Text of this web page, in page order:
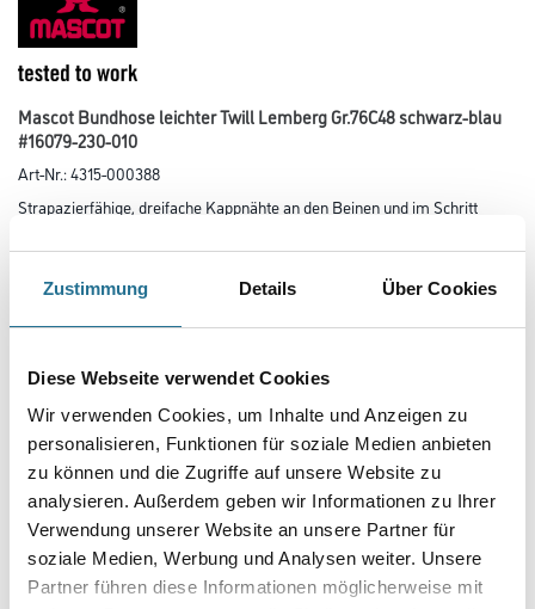
Zustimmung Details Über Cookies
Diese Webseite verwendet Cookies
Wir verwenden Cookies, um Inhalte und Anzeigen zu
personalisieren, Funktionen für soziale Medien anbieten
zu können und die Zugriffe auf unsere Website zu
analysieren. Außerdem geben wir Informationen zu Ihrer
Verwendung unserer Website an unsere Partner für
soziale Medien, Werbung und Analysen weiter. Unsere
Partner führen diese Informationen möglicherweise mit
Mascot Bundhose leichter Twill Lemberg Gr.76C48 schwarz-blau
#16079-230-010
Art-Nr.:4315-000388
Strapazierfähige, dreifache Kappnähte an den Beinen und im Schritt
mit formgeschnittenem Bund sorgt dafür, dass die Hose alle Bewegungen
geformten Beinen und keilförmigen Einsätzen an der Beininnenseite und
verstärkte Knietaschen, Eingriff zum Knieschutz von oben und Patte,
für das Umfeld mit Hilfe von Reflexeffekten. Zertifiziert für die
LONG, da die Kniepolstertasche höhenverstellbar ist.
Größe
Farbtonbezeichnung